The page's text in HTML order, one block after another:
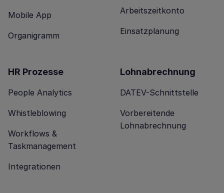
Mobile App
Organigramm
Arbeitszeitkonto
Einsatzplanung
HR Prozesse
People Analytics
Whistleblowing
Workflows &
Taskmanagement
Integrationen
Lohnabrechnung
DATEV-Schnittstelle
Vorbereitende
Lohnabrechnung